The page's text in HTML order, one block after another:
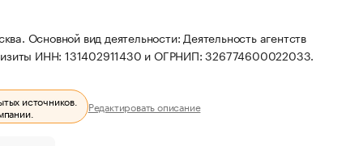
Основной вид деятельности: Деятельность агентств
ИНН: 131402911430 и ОГРНИП: 326774600022033.
источников.
Редактировать описание